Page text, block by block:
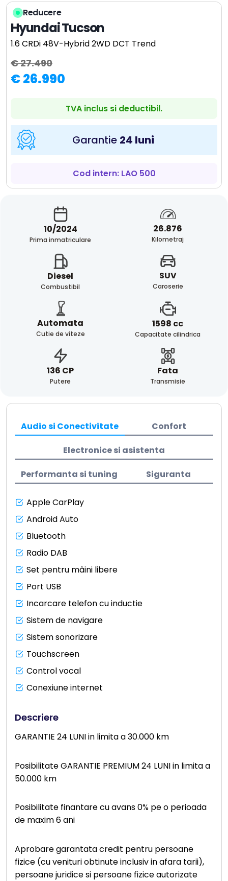
Reducere
Hyundai Tucson
1.6 CRDi 48V-Hybrid 2WD DCT Trend
€ 27.490
€ 26.990
TVA inclus si deductibil.
Garantie 24 luni
Cod intern: LAO 500
10/2024
Prima inmatriculare
26.876
Kilometraj
Diesel
Combustibil
SUV
Caroserie
Automata
Cutie de viteze
1598 cc
Capacitate cilindrica
136 CP
Putere
Fata
Transmisie
Audio si Conectivitate Confort
Electronice si asistenta
Performanta si tuning Siguranta
Apple CarPlay
Android Auto
Bluetooth
Radio DAB
Set pentru mâini libere
Port USB
Incarcare telefon cu inductie
Sistem de navigare
Sistem sonorizare
Touchscreen
Control vocal
Conexiune internet
Descriere
GARANTIE 24 LUNI in limita a 30.000 km
Posibilitate GARANTIE PREMIUM 24 LUNI in limita a
50.000 km
Posibilitate finantare cu avans 0% pe o perioada
de maxim 6 ani
Aprobare garantata credit pentru persoane
fizice (cu venituri obtinute inclusiv in afara tarii),
persoane juridice si persoane fizice autorizate